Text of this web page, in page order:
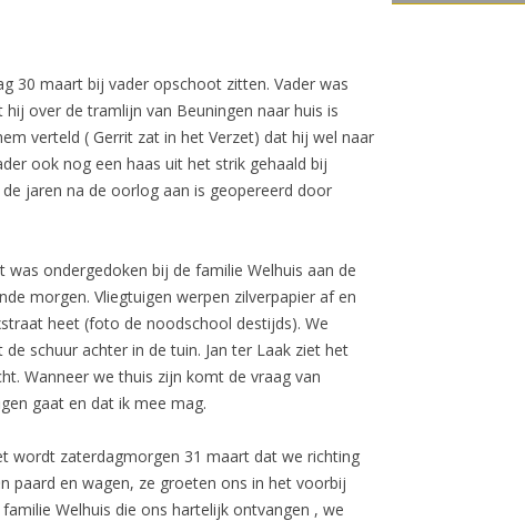
30 maart bij vader opschoot zitten. Vader was
over de tramlijn van Beuningen naar huis is
verteld ( Gerrit zat in het Verzet) dat hij wel naar
ook nog een haas uit het strik gehaald bij
jaren na de oorlog aan is geopereerd door
ondergedoken bij de familie Welhuis aan de
morgen. Vliegtuigen werpen zilverpapier af en
heet (foto de noodschool destijds). We
schuur achter in de tuin. Jan ter Laak ziet het
Wanneer we thuis zijn komt de vraag van
gaat en dat ik mee mag.
wordt zaterdagmorgen 31 maart dat we richting
paard en wagen, ze groeten ons in het voorbij
Welhuis die ons hartelijk ontvangen , we